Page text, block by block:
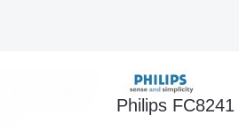
Philips FC8241